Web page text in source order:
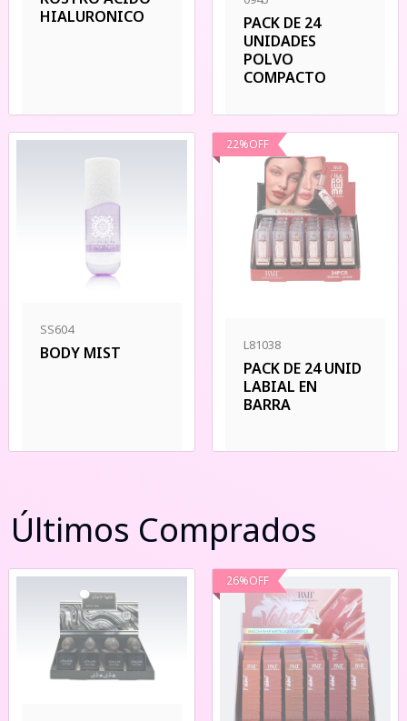
HIALURONICO
PACK DE 24
UNIDADES
POLVO
COMPACTO
SS604
BODY MIST
22%OFF
L81038
PACK DE 24 UNID
LABIAL EN
BARRA
Últimos Comprados
26%OFF